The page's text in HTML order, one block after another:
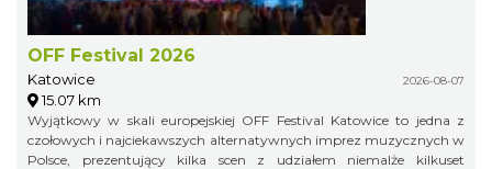
OFF Festival 2026
Katowice 2026-08-07
15.07 km
Wyjątkowy w skali europejskiej OFF Festival Katowice to jedna z
czołowych i najciekawszych alternatywnych imprez muzycznych w
Polsce, prezentujący kilka scen z udziałem niemalże kilkuset